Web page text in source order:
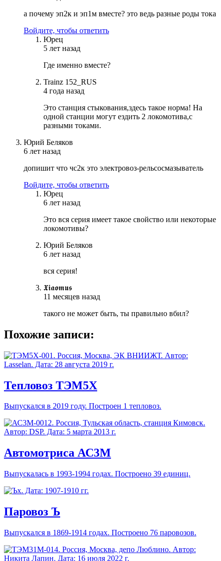
а почему эп2к и эп1м вместе? это ведь разные роды тока
Войдите, чтобы ответить
Юрец
5 лет назад
Где именно вместе?
Trainz 152_RUS
4 года назад
Это станция стыкования,здесь такое норма! На
одной станции могут ездить 2 локомотива,с
разными токами.
Юрий Беляков
6 лет назад
допишит что чс2к это электровоз-рельсосмазыватель
Войдите, чтобы ответить
Юрец
6 лет назад
Это вся серия имеет такое свойство или некоторые
локомотивы?
Юрий Беляков
6 лет назад
вся серия!
𝖃𝖎𝖆𝖔𝖒𝖚𝖘
11 месяцев назад
такого не может быть, ты правильно вбил?
Похожие записи:
Тепловоз ТЭМ5Х
Выпускался в 2019 году. Построен 1 тепловоз.
Автомотриса АС3М
Выпускалась в 1993-1994 годах. Построено 39 единиц.
Паровоз Ъ
Выпускался в 1869-1914 годах. Построено 76 паровозов.